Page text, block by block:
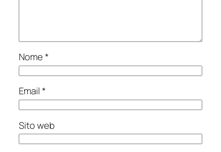
Nome*
Email*
Sito web